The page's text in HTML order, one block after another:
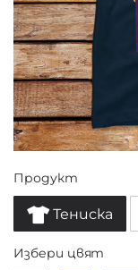
Продукт
Тениска
Избери цвят